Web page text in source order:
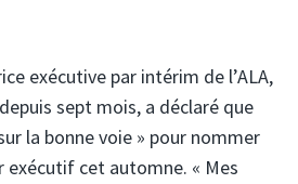
exécutive par intérim de l’ALA,
sept mois, a déclaré que
la bonne voie » pour nommer
exécutif cet automne. « Mes